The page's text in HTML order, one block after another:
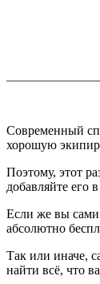
Современный
хорошую
Поэтому, этот
добавляйте его
Если же вы сами
абсолютно
Так или иначе,
найти всё, что